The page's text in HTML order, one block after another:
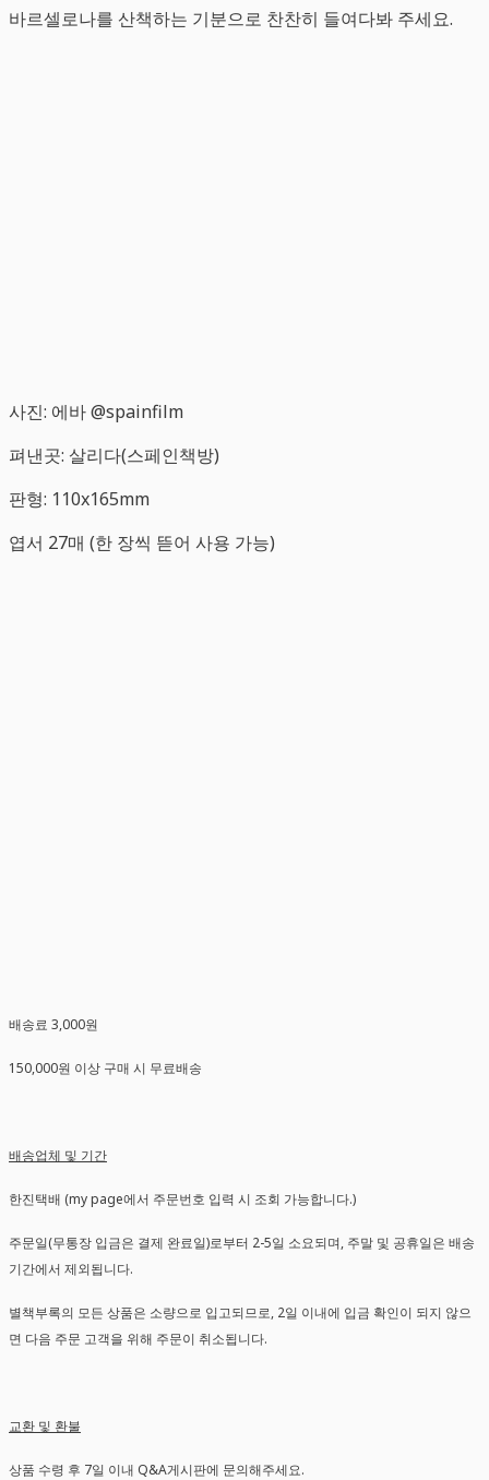
바르셀로나를 산책하는 기분으로 찬찬히 들여다봐 주세요.
사진: 에바 @spainfilm
펴낸곳: 살리다(스페인책방)
판형: 110x165mm
엽서 27매 (한 장씩 뜯어 사용 가능)
배송료 3,000원
150,000원 이상 구매 시 무료배송
배송업체 및 기간
한진택배 (my page에서 주문번호 입력 시 조회 가능합니다.)
주문일(무통장 입금은 결제 완료일)로부터 2-5일 소요되며, 주말 및 공휴일은 배송
기간에서 제외됩니다.
별책부록의 모든 상품은 소량으로 입고되므로, 2일 이내에 입금 확인이 되지 않으
면 다음 주문 고객을 위해 주문이 취소됩니다.
교환 및 환불
상품 수령 후 7일 이내 Q&A게시판에 문의해주세요.